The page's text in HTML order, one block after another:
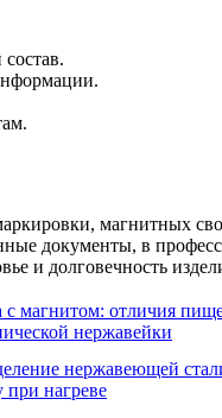
магнитных
документы, в
и долговечность
с магнитом: отличия
нержавейки
нержавеющей
при нагреве